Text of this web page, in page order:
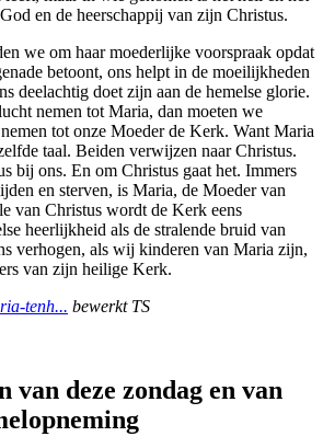
en de heerschappij van zijn Christus.
we om haar moederlijke voorspraak opdat
betoont, ons helpt in de moeilijk­heden
deelachtig doet zijn aan de hemelse glorie.
nemen tot Maria, dan moeten we
tot onze Moe­der de Kerk. Want Maria
taal. Beiden verwijzen naar Christus.
bij ons. En om Christus gaat het. Immers
en sterven, is Maria, de Moeder van
van Christus wordt de Kerk eens
heerlijk­heid als de stralende bruid van
verhogen, als wij kinderen van Maria zijn,
van zijn heilige Kerk.
tenh... bewerkt TS
van deze zondag en van